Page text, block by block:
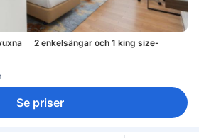
2 enkelsängar och 1 king size-
Se priser